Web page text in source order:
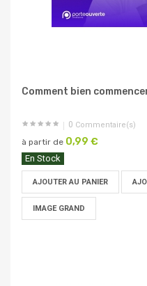
Comment bien
0 Commentaire(s)
à partir de 0,99 €
En Stock
AJOUTER AU PANIER
IMAGE GRAND